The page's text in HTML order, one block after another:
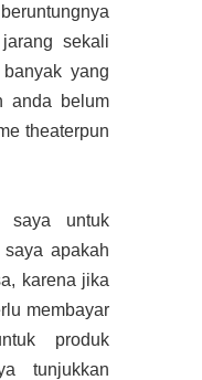
sekali
yang
anda belum
theaterpun
saya untuk
apakah
karena jika
membayar
produk
tunjukkan